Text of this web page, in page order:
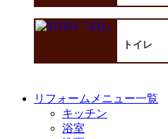
トイレ
リフォームメニュー一覧
キッチン
浴室